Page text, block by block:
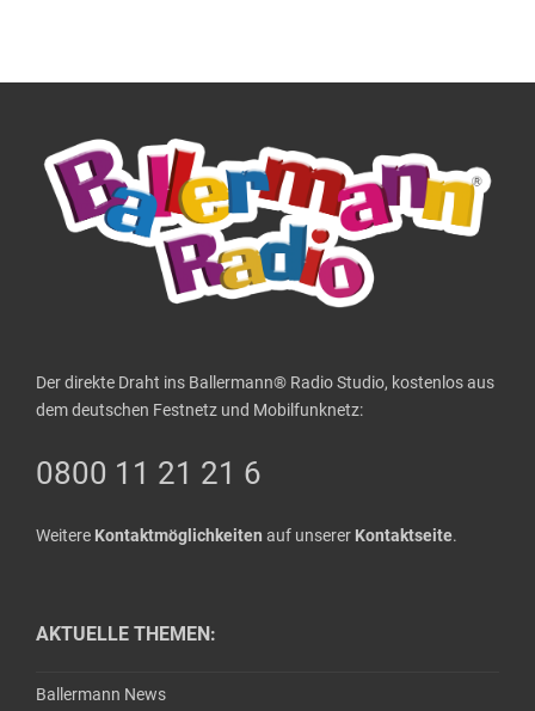
Der direkte Draht ins Ballermann® Radio Studio, kostenlos aus
dem deutschen Festnetz und Mobilfunknetz:
0800 11 21 21 6
Weitere Kontaktmöglichkeiten auf unserer Kontaktseite.
AKTUELLE THEMEN:
Ballermann News